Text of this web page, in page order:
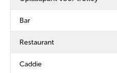
Bar
Restaurant
Caddie